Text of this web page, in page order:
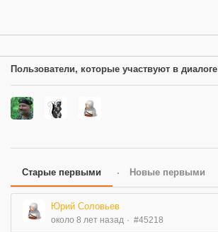
Пользователи, которые участвуют в диалоге
Старые первыми Новые первыми
Юрий Соловьев
около 8 лет назад #45218